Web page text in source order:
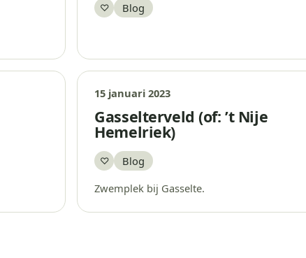
♡
Bewaar
Blog
15 januari 2023
Gasselterveld (of: ’t Nije
Hemelriek)
♡
Bewaar
Blog
Zwemplek bij Gasselte.